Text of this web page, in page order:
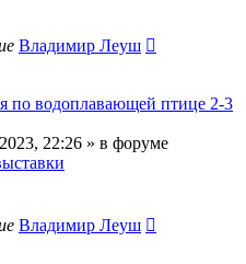
Владимир Леуш
по водоплавающей птице 2-3
22:26 » в форуме
Владимир Леуш